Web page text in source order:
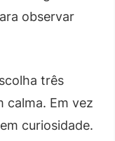
observar
três
calma. Em vez
curiosidade.